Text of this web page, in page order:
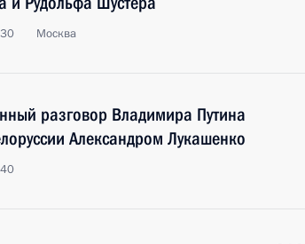
Москва
разговор Владимира Путина
Александром Лукашенко